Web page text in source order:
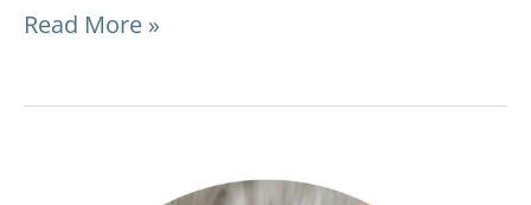
Read More »